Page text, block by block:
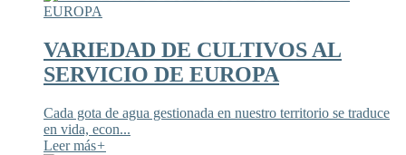
VARIEDAD DE CULTIVOS AL
SERVICIO DE EUROPA
Cada gota de agua gestionada en nuestro territorio se traduce
en vida, econ...
Leer más+